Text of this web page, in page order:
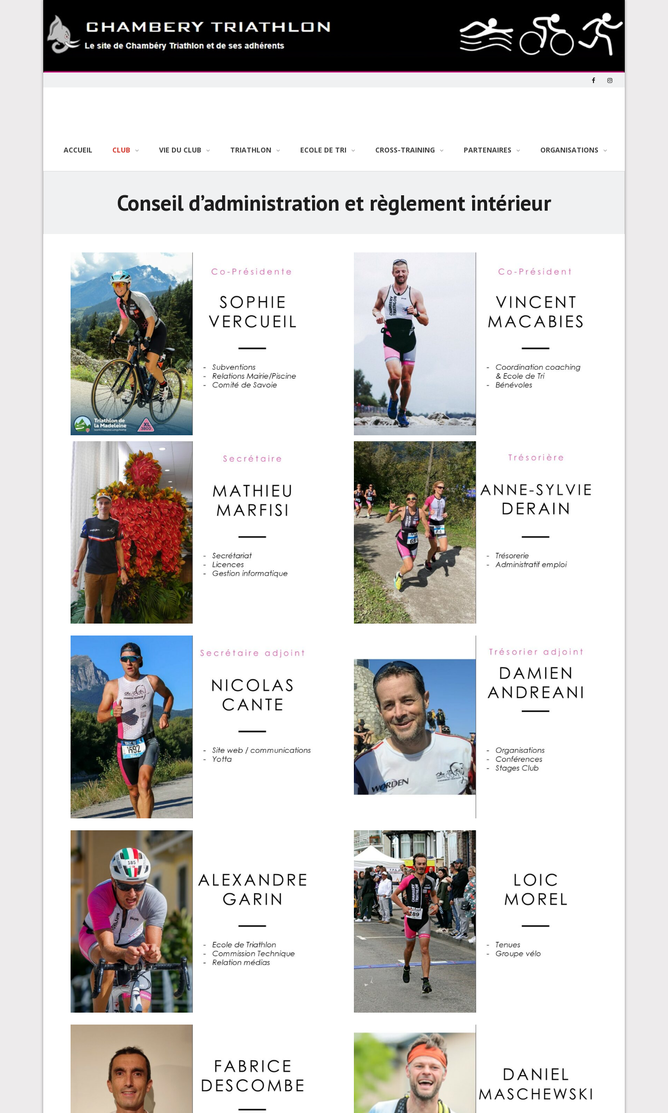
content
ACCUEIL CLUB VIE DU CLUB TRIATHLON ECOLE DE TRI CROSS-TRAINING PARTENAIRES ORGANISATIONS
Conseil d’administration et règlement intérieur